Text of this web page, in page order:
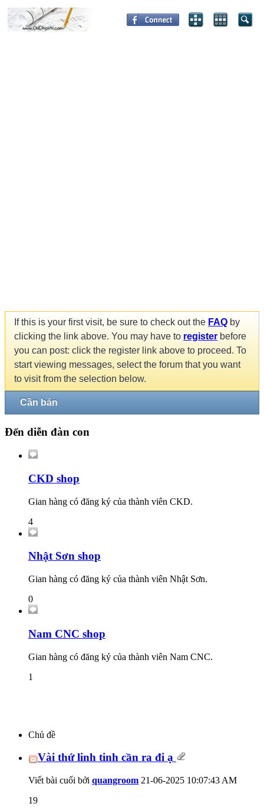
If this is your first visit, be sure to check out the FAQ by
clicking the link above. You may have to register before
you can post: click the register link above to proceed. To
start viewing messages, select the forum that you want
to visit from the selection below.
Cần bán
Đến diễn đàn con
CKD shop
Gian hàng có đăng ký của thành viên CKD.
4
Nhật Sơn shop
Gian hàng có đăng ký của thành viên Nhật Sơn.
0
Nam CNC shop
Gian hàng có đăng ký của thành viên Nam CNC.
1
Chủ đề
Vài thứ linh tinh cần ra đi ạ
Viết bài cuối bởi quangroom 21-06-2025 10:07:43 AM
19